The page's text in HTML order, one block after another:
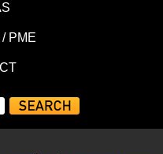
PME